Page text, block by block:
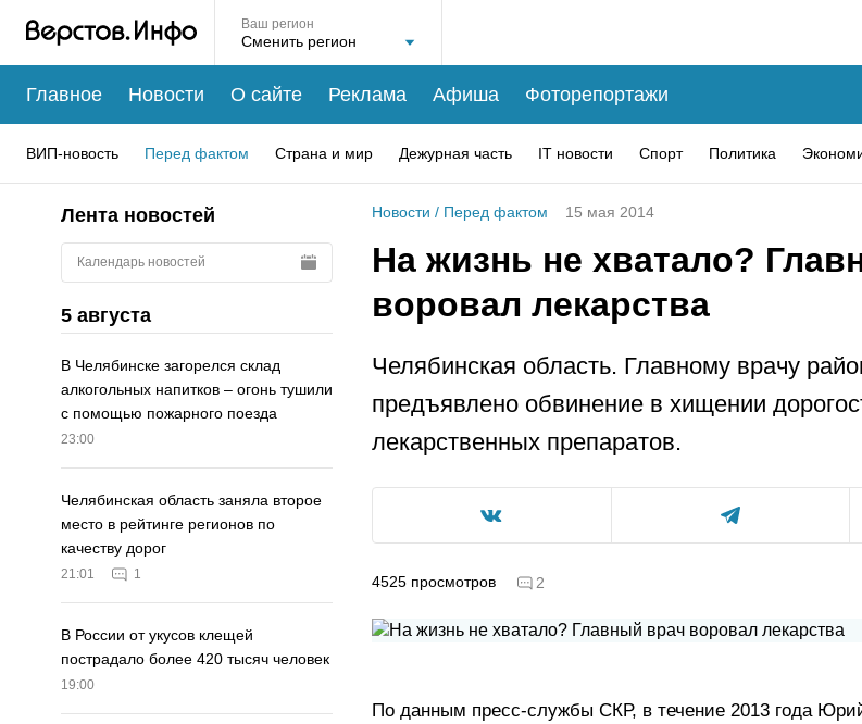
Ваш регион
Главное Новости О сайте Реклама Афиша Фоторепортажи
ВИП-новость Перед фактом Страна и мир Дежурная часть IT новости Спорт Политика
Лента новостей
Календарь новостей
5 августа
В Челябинске загорелся склад
алкогольных напитков – огонь тушили
с помощью пожарного поезда
23:00
Челябинская область заняла второе
место в рейтинге регионов по
качеству дорог
21:01 1
В России от укусов клещей
пострадало более 420 тысяч человек
19:00
Новости / Перед фактом 15 мая 2014
На жизнь не хватало?
воровал лекарства
Челябинская область. Главному врачу
предъявлено обвинение в хищении
лекарственных препаратов.
4525 просмотров 2
По данным пресс-службы СКР, в течение 2013 года